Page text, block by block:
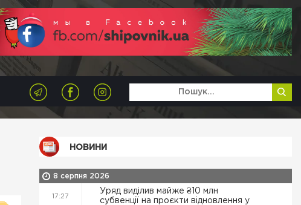
НОВИНИ
8 серпня 2026
17:27
Уряд виділив майже ₴10 млн
субвенції на проєкти відновлення у